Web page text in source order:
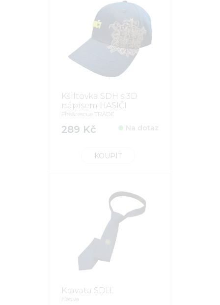
Kšiltovka SDH s 3D
nápisem HASIČI
Fire&rescue TRADE
289 Kč Na dotaz
KOUPIT
Kravata SDH
Hedva